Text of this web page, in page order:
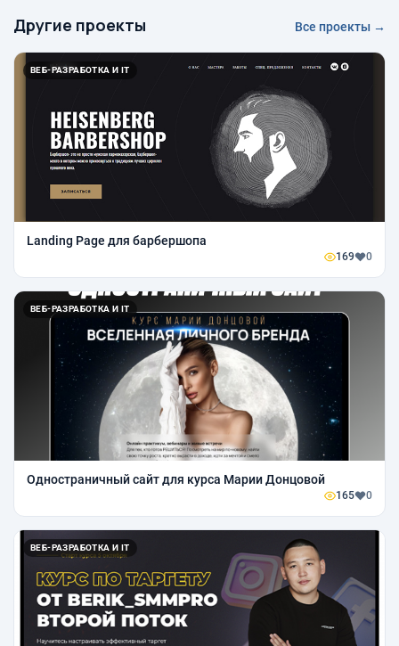
Другие проекты Все проекты →
ВЕБ-РАЗРАБОТКА И IT
Landing Page для барбершопа
169 0
ВЕБ-РАЗРАБОТКА И IT
Одностраничный сайт для курса Марии Донцовой
165 0
ВЕБ-РАЗРАБОТКА И IT